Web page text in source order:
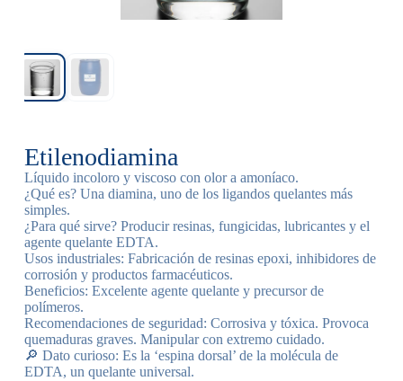
Etilenodiamina
Líquido incoloro y viscoso con olor a amoníaco.
¿Qué es? Una diamina, uno de los ligandos quelantes más
simples.
¿Para qué sirve? Producir resinas, fungicidas, lubricantes y el
agente quelante EDTA.
Usos industriales: Fabricación de resinas epoxi, inhibidores de
corrosión y productos farmacéuticos.
Beneficios: Excelente agente quelante y precursor de
polímeros.
Recomendaciones de seguridad: Corrosiva y tóxica. Provoca
quemaduras graves. Manipular con extremo cuidado.
🔎 Dato curioso: Es la ‘espina dorsal’ de la molécula de
EDTA, un quelante universal.